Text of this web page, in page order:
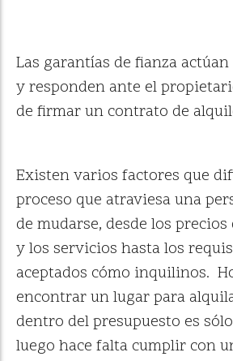
Las garantías de fianza
y responden ante el
de firmar un contrato de
Existen varios factores que
proceso que atraviesa una
de mudarse, desde los
y los servicios hasta los
aceptados cómo inquilinos.
encontrar un lugar para
dentro del presupuesto es
luego hace falta cumplir con